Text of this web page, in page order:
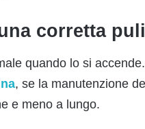
corretta
quando lo si
, se la manutenzione
e meno a lungo.